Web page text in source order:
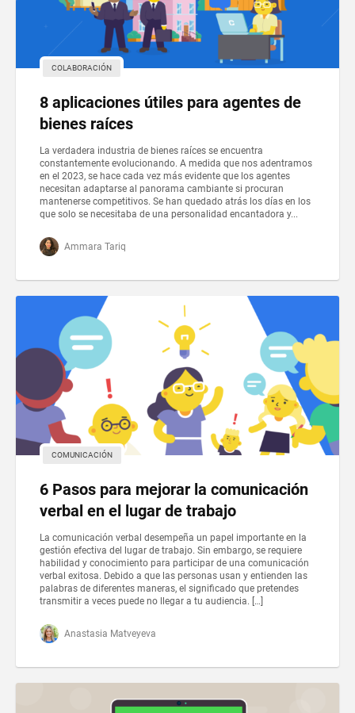
СOLABORACIÓN
8 aplicaciones útiles para agentes de
bienes raíces
La verdadera industria de bienes raíces se encuentra
constantemente evolucionando. A medida que nos adentramos
en el 2023, se hace cada vez más evidente que los agentes
necesitan adaptarse al panorama cambiante si procuran
mantenerse competitivos. Se han quedado atrás los días en los
que solo se necesitaba de una personalidad encantadora y...
Ammara Tariq
COMUNICACIÓN
6 Pasos para mejorar la comunicación
verbal en el lugar de trabajo
La comunicación verbal desempeña un papel importante en la
gestión efectiva del lugar de trabajo. Sin embargo, se requiere
habilidad y conocimiento para participar de una comunicación
verbal exitosa. Debido a que las personas usan y entienden las
palabras de diferentes maneras, el significado que pretendes
transmitir a veces puede no llegar a tu audiencia. […]
Anastasia Matveyeva